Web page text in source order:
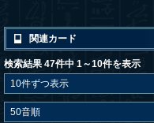
関連カード
検索結果 47件中 1～10件を表示